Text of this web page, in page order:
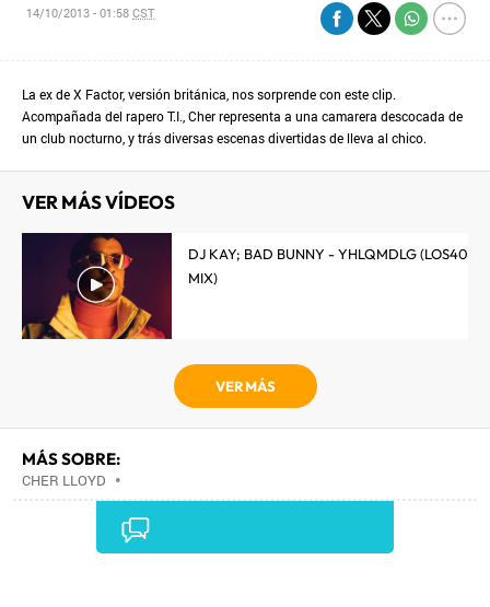
14/10/2013 - 01:58CST
La ex de X Factor, versión británica, nos sorprende con este clip.
Acompañada del rapero T.I., Cher representa a una camarera descocada de
un club nocturno, y trás diversas escenas divertidas de lleva al chico.
VER MÁS VÍDEOS
DJ KAY; BAD BUNNY - YHLQMDLG (LOS40
MIX)
VER MÁS
MÁS SOBRE:
CHER LLOYD •